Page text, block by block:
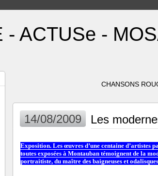
- ACTUSe -
CHANSONS
14/08/2009 Les
Exposition. Les œuvres d’une centaine d’artistes
toutes exposées à Montauban témoignent de la
portraitiste, du maître des baigneuses et